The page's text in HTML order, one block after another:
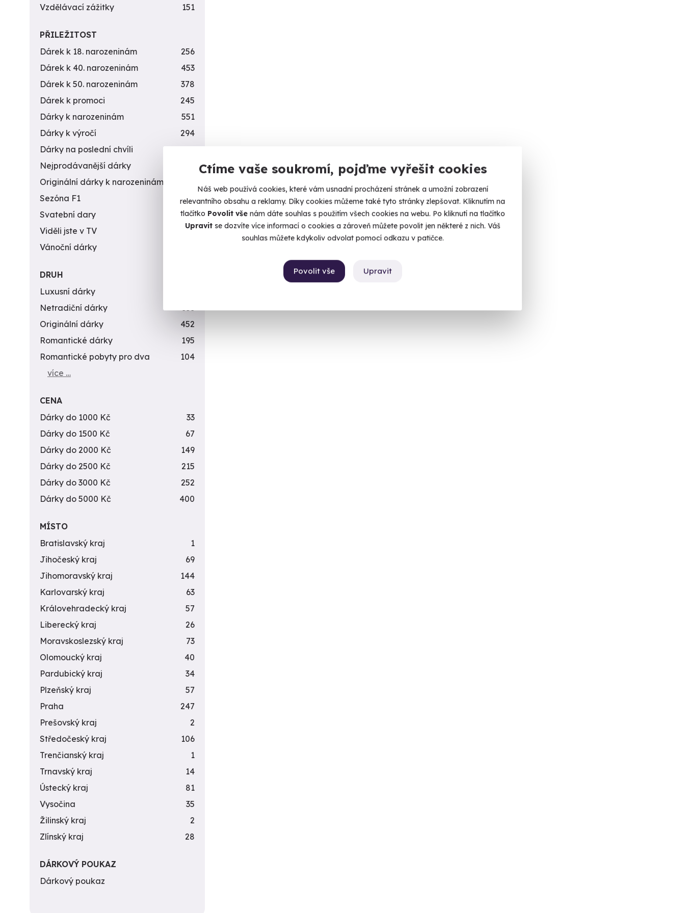
Ctíme vaše soukromí, pojďme vyřešit cookies
Náš web používá cookies, které vám usnadní procházení stránek a umožní zobrazení
relevantního obsahu a reklamy. Díky cookies můžeme také tyto stránky zlepšovat. Kliknutím na
tlačítko Povolit vše nám dáte souhlas s použitím všech cookies na webu. Po kliknutí na tlačítko
Upravitse dozvíte více informací o cookies a zároveň můžete povolit jen některé z nich. Váš
souhlas můžete kdykoliv odvolat pomocí odkazu v patičce.
Upravit
Povolit vše
Vzdělávací zážitky
151
PŘILEŽITOST
Dárek k 18. narozeninám
256
Dárek k 40. narozeninám
453
Dárek k 50. narozeninám
378
Dárek k promoci
245
Dárky k narozeninám
551
Dárky k výročí
294
Dárky na poslední chvíli
450
Nejprodávanější dárky
Originální dárky k narozeninám
Sezóna F1
4
Svatební dary
196
Viděli jste v TV
31
Vánoční dárky
DRUH
Luxusní dárky
Netradiční dárky
353
Originální dárky
452
Romantické dárky
195
Romantické pobyty pro dva
104
více …
CENA
Dárky do 1000 Kč
33
Dárky do 1500 Kč
67
Dárky do 2000 Kč
149
Dárky do 2500 Kč
215
Dárky do 3000 Kč
252
Dárky do 5000 Kč
400
MÍSTO
Bratislavský kraj
1
Jihočeský kraj
69
Jihomoravský kraj
144
Karlovarský kraj
63
Královehradecký kraj
57
Liberecký kraj
26
Moravskoslezský kraj
73
Olomoucký kraj
40
Pardubický kraj
34
Plzeňský kraj
57
Praha
247
Prešovský kraj
2
Středočeský kraj
106
Trenčianský kraj
1
Trnavský kraj
14
Ústecký kraj
81
Vysočina
35
Žilinský kraj
2
Zlínský kraj
28
DÁRKOVÝ POUKAZ
Dárkový poukaz